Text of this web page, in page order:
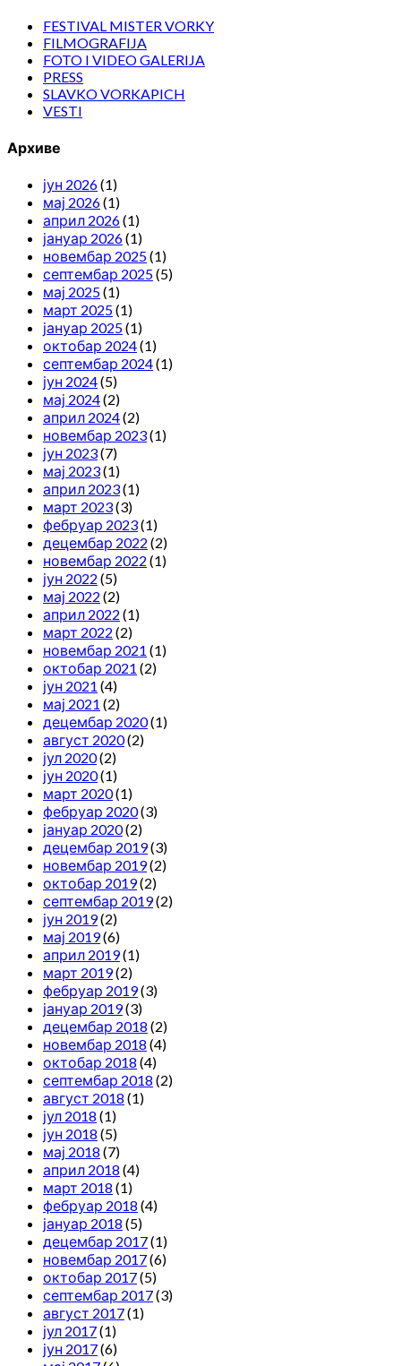
FESTIVAL MISTER VORKY
FILMOGRAFIJA
FOTO I VIDEO GALERIJA
PRESS
SLAVKO VORKAPICH
VESTI
Архиве
јун 2026(1)
мај 2026(1)
април 2026(1)
јануар 2026(1)
новембар 2025(1)
септембар 2025(5)
мај 2025(1)
март 2025(1)
јануар 2025(1)
октобар 2024(1)
септембар 2024(1)
јун 2024(5)
мај 2024(2)
април 2024(2)
новембар 2023(1)
јун 2023(7)
мај 2023(1)
април 2023(1)
март 2023(3)
фебруар 2023(1)
децембар 2022 (2)
новембар 2022 (1)
јун 2022 (5)
мај 2022 (2)
април 2022 (1)
март 2022 (2)
новембар 2021 (1)
октобар 2021 (2)
јун 2021 (4)
мај 2021 (2)
децембар 2020(1)
август 2020(2)
јул 2020(2)
јун 2020(1)
март 2020(1)
фебруар 2020(3)
јануар 2020(2)
децембар 2019(3)
новембар 2019(2)
октобар 2019(2)
септембар 2019(2)
јун 2019(2)
мај 2019(6)
април 2019(1)
март 2019(2)
фебруар 2019(3)
јануар 2019(3)
децембар 2018 (2)
новембар 2018 (4)
октобар 2018 (4)
септембар 2018 (2)
август 2018 (1)
јул 2018 (1)
јун 2018 (5)
мај 2018 (7)
април 2018 (4)
март 2018 (1)
фебруар 2018 (4)
јануар 2018 (5)
децембар 2017(1)
новембар 2017(6)
октобар 2017(5)
септембар 2017(3)
август 2017(1)
јул 2017(1)
јун 2017(6)